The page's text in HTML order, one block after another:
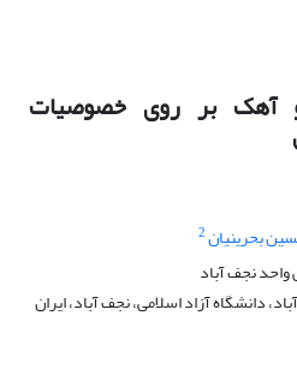
و آهک بر روی خصوصیات
بحرینیان2
واحد نجف آباد
دانشگاه آزاد اسلامی، نجف آباد، ایران